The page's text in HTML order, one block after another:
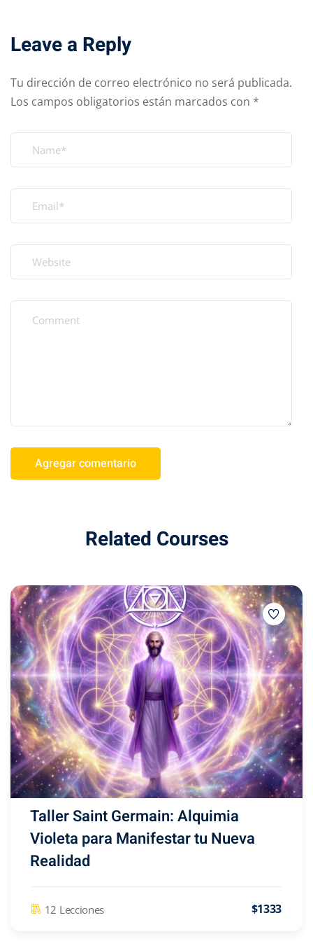
Leave a Reply
Tu dirección de correo electrónico no será publicada.
Los campos obligatorios están marcados con *
Related Courses
Taller Saint Germain: Alquimia
Violeta para Manifestar tu Nueva
Realidad
12 Lecciones $1333